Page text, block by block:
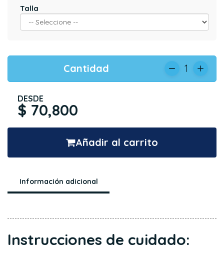
Talla
Cantidad 1
DESDE
$ 70,800
Añadir al carrito
Información adicional
Instrucciones de cuidado: